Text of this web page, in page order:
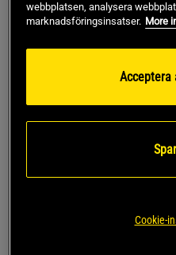
vitamin som båda bland
normal benstomme.
webbplatsen, analysera
marknadsföringsinsatser. More
Acceptera
Cookie-